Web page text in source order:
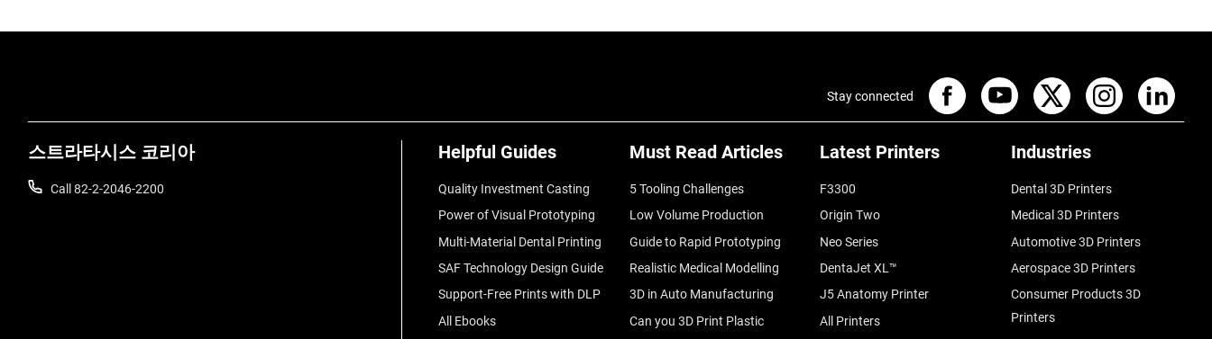
스트라타시스 코리아
Call 82-2-2046-2200
Helpful Guides
Quality Investment Casting
Power of Visual Prototyping
Multi-Material Dental Printing
SAF Technology Design Guide
Support-Free Prints with DLP
All Ebooks
Must Read Articles
5 Tooling Challenges
Low Volume Production
Guide to Rapid Prototyping
Realistic Medical Modelling
3D in Auto Manufacturing
Can you 3D Print Plastic
Latest Printers
F3300
Origin Two
Neo Series
DentaJet XL™
J5 Anatomy Printer
All Printers
Industries
Dental 3D Printers
Medical 3D Printers
Automotive 3D Printers
Aerospace 3D Printers
Consumer Products 3D
Printers
Stay connected